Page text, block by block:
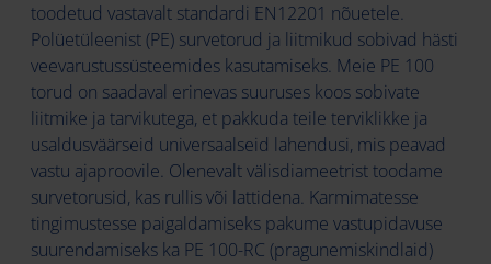
toodetud vastavalt standardi EN12201 nõuetele.
Polüetüleenist (PE) survetorud ja liitmikud sobivad hästi
veevarustussüsteemides kasutamiseks. Meie PE 100
torud on saadaval erinevas suuruses koos sobivate
liitmike ja tarvikutega, et pakkuda teile terviklikke ja
usaldusväärseid universaalseid lahendusi, mis peavad
vastu ajaproovile. Olenevalt välisdiameetrist toodame
survetorusid, kas rullis või lattidena. Karmimatesse
tingimustesse paigaldamiseks pakume vastupidavuse
suurendamiseks ka PE 100-RC (pragunemiskindlaid)